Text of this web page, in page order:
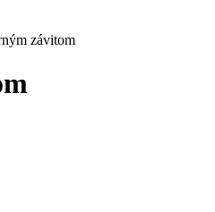
závitom